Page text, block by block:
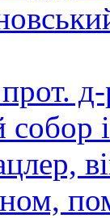
прот.
собор